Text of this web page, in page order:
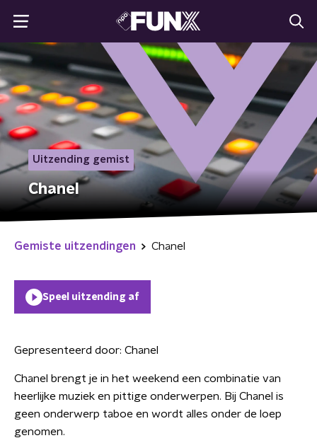
Uitzending gemist
Chanel
Gemiste uitzendingen Chanel
Speel uitzending af
Gepresenteerd door: Chanel
Chanel brengt je in het weekend een combinatie van
heerlijke muziek en pittige onderwerpen. Bij Chanel is
geen onderwerp taboe en wordt alles onder de loep
genomen.